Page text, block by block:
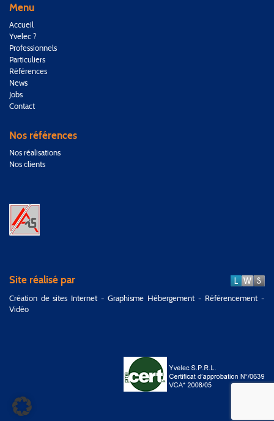
Menu
Accueil
Yvelec ?
Professionnels
Particuliers
Références
News
Jobs
Contact
Nos références
Nos réalisations
Nos clients
Site réalisé par
Création de sites Internet - Graphisme Hébergement - Référencement -
Vidéo